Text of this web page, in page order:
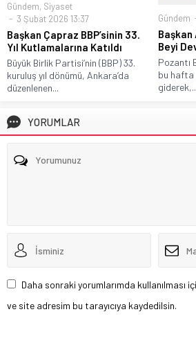
Gündem, Siyaset
3 Şubat 2026 13:37
Başkan Çapraz BBP’sinin 33.
Yıl Kutlamalarına Katıldı
Büyük Birlik Partisi’nin (BBP) 33.
kuruluş yıl dönümü, Ankara’da
düzenlenen...
Gündem
Başkan
Beyi
Pozantı
bu hafta
YORUMLAR
Daha sonraki yorumlarımda kullanılması
ve site adresim bu tarayıcıya kaydedilsin.